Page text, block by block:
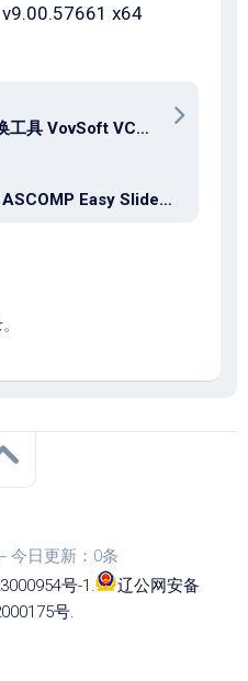
v9.00.57661 x64
手机通讯录备份文件转换工具 VovSoft VCF to CSV Converter 4.6.0
简易幻灯片制作工具 ASCOMP Easy Slideshow Professional 2.101
。
今日更新：0条
号-1 .
辽公网安备
号.